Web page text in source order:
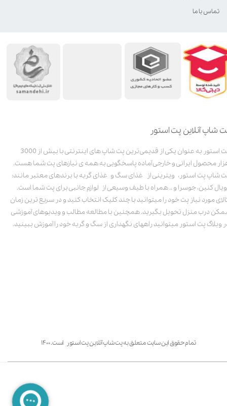
شاپ آنلاین پت استور
پت استور به عنوان یکی از قدیمی‌ترین پت شاپ های اینترنتی با بیش از 3000
محصول ایرانی و خارجی آماده پاسخگویی به همه ی نیازهای پت شما هست.
شاپ پت استور، ویترینی از غذای سگ و غذای گربه با برندهای معتبر مانند:
کنین، جوسرا و .. همراه با طیف وسیعی از لوازم جانبی برای پت شما است.
مورد نیاز پت خود را میتوانید با چند کلیک انتخاب کنید و در سریع ترین زمان
درب منزل تحویل بگیرید. همچنین با مطالعه مطالب و ویدیوهای آموزشی
وبلاگ پت استور میتوانید راههای نگهداری از سگ و گربه خود را آموزش ببینید.
تمام حقوق این سایت متعلق به پت شاپ آنلاین پت استور است. ۱۴۰۰
تماس با ما